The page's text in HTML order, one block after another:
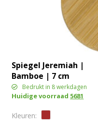
Spiegel Jeremiah |
Bamboe | 7 cm
Bedrukt in 8 werkdagen
Huidige voorraad 5681